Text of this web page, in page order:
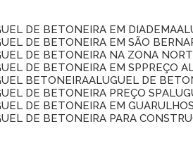
DE BETONEIRA EM DIADEMA
DE BETONEIRA EM SÃO
DE BETONEIRA NA ZONA
DE BETONEIRA EM SP
PREÇO
BETONEIRA ALUGUEL DE
DE BETONEIRA PREÇO SP
DE BETONEIRA EM
DE BETONEIRA PARA